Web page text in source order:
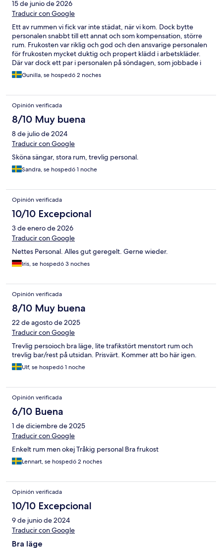
15 de junio de 2026
Traducir con Google
Ett av rummen vi fick var inte städat, när vi kom. Dock bytte
personalen snabbt till ett annat och som kompensation, större
rum. Frukosten var riklig och god och den ansvarige personalen
för frukosten mycket duktig och propert klädd i arbetskläder.
Där var dock ett par i personalen på söndagen, som jobbade i
privata kläder utan ens förkläde. Det kändes inte riktigt fräscht.
Gunilla, se hospedó 2 noches
Opinión verificada
8/10 Muy buena
8 de julio de 2024
Traducir con Google
Sköna sängar, stora rum, trevlig personal.
Sandra, se hospedó 1 noche
Opinión verificada
10/10 Excepcional
3 de enero de 2026
Traducir con Google
Nettes Personal. Alles gut geregelt. Gerne wieder.
Iris, se hospedó 3 noches
Opinión verificada
8/10 Muy buena
22 de agosto de 2025
Traducir con Google
Trevlig persoioch bra läge, lite trafikstört menstort rum och
trevlig bar/rest på utsidan. Prisvärt. Kommer att bo här igen.
Ulf, se hospedó 1 noche
Opinión verificada
6/10 Buena
1 de diciembre de 2025
Traducir con Google
Enkelt rum men okej Tråkig personal Bra frukost
Lennart, se hospedó 2 noches
Opinión verificada
10/10 Excepcional
9 de junio de 2024
Traducir con Google
Bra läge